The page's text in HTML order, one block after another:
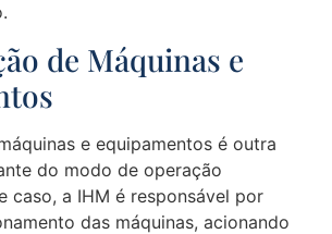
de Máquinas e
e equipamentos é outra
do modo de operação
caso, a IHM é responsável por
das máquinas, acionando